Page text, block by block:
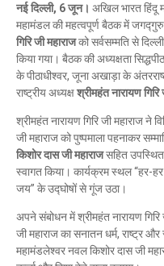
नई दिल्ली, 6 जून। अखिल भारत हिंदू
महामंडल की महत्वपूर्ण बैठक में
गिरि जी महाराजको सर्वसम्मति से
किया गया। बैठक की अध्यक्षता
के पीठाधीश्वर, जूना अखाड़ा के
राष्ट्रीय अध्यक्षश्रीमहंत नारायण गिरि
श्रीमहंत नारायण गिरि जी महाराज ने
जी महाराज को पुष्पमाला पहनाकर
किशोर दास जी महाराजसहित उपस्थित
स्वागत किया। कार्यक्रम स्थल “हर-
जय” के उद्घोषों से गूंज उठा।
अपने संबोधन में श्रीमहंत नारायण गिरि
जी महाराज का सनातन धर्म, राष्ट्र
महामंडलेश्वर नवल किशोर दास जी